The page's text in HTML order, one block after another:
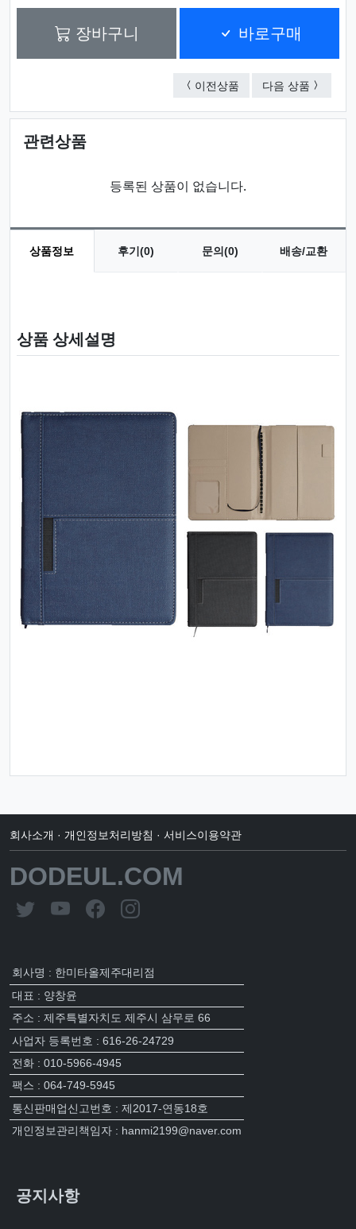
장바구니 바로구매
이전상품 프라임 브레인포켓 (
다음 상품 프라임
관련상품
등록된 상품이 없습니다.
상품정보 후기(0) 문의(0) 배송/교환
상품 상세설명
회사소개 · 개인정보처리방침 · 서비스이용약관
DODEUL.COM
회사명 : 한미타올제주대리점
대표 : 양창윤
주소 : 제주특별자치도 제주시 삼무로 66
사업자 등록번호 : 616-26-24729
전화 : 010-5966-4945
팩스 : 064-749-5945
통신판매업신고번호 : 제2017-연동18호
개인정보관리책임자 : hanmi2199@naver.com
공지사항